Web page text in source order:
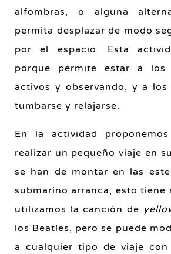
alfombras, o alguna
permita desplazar de modo
por el espacio. Esta
porque permite estar a los
activos y observando, y a los
tumbarse y relajarse.
En la actividad
realizar un pequeño viaje en
se han de montar en las
submarino arranca; esto tiene
utilizamos la canción de
los Beatles, pero se puede
a cualquier tipo de viaje con